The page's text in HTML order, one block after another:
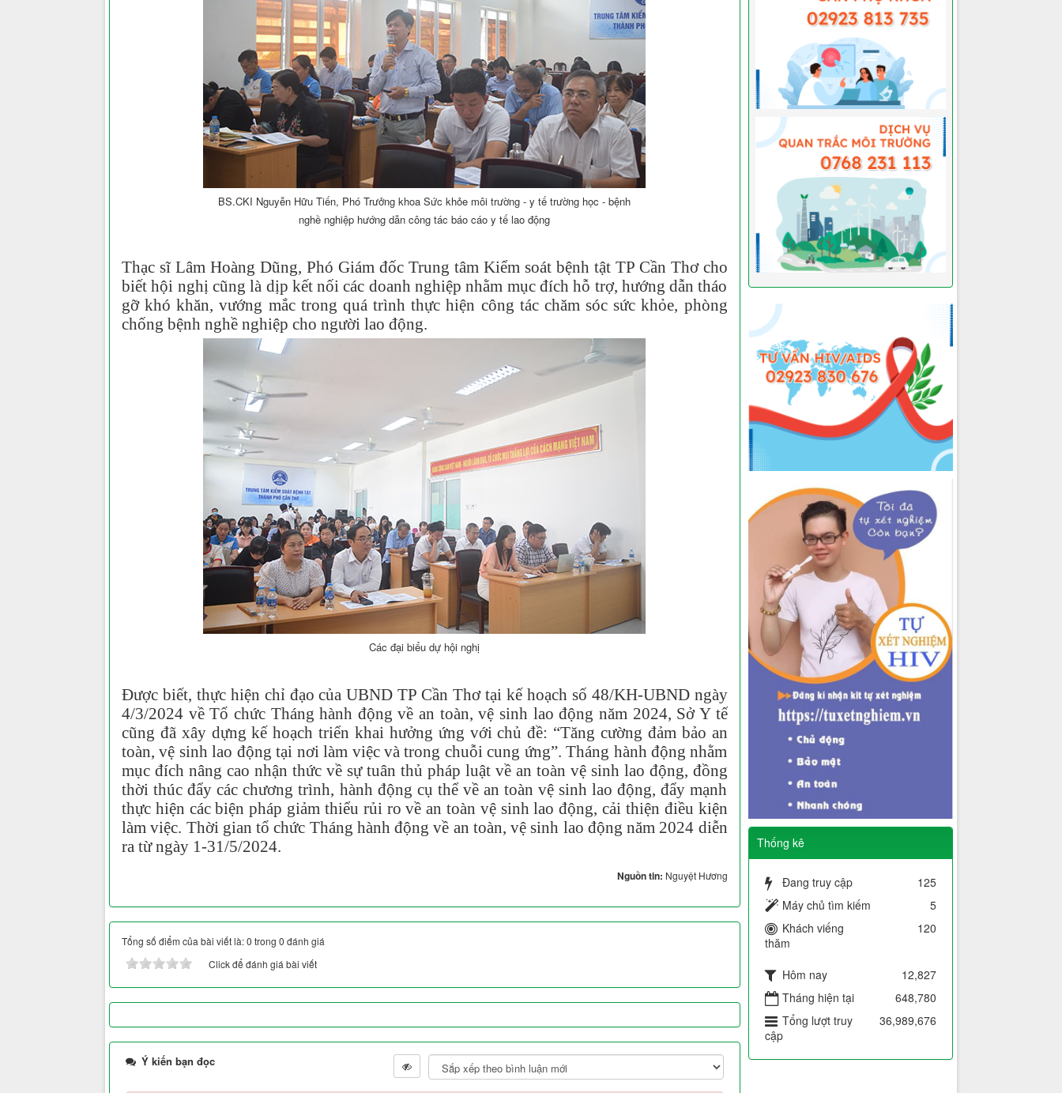
BS.CKI Nguyễn Hữu Tiến, Phó Trưởng khoa Sức khỏe môi trường - y tế trường học - bệnh
nghề nghiệp hướng dẫn công tác báo cáo y tế lao động
Thạc sĩ Lâm Hoàng Dũng, Phó Giám đốc Trung tâm Kiểm soát bệnh tật TP Cần Thơ cho
biết hội nghị cũng là dịp kết nối các doanh nghiệp nhằm mục đích hỗ trợ, hướng dẫn tháo
gỡ khó khăn, vướng mắc trong quá trình thực hiện công tác chăm sóc sức khỏe, phòng
chống bệnh nghề nghiệp cho người lao động.
Các đại biểu dự hội nghị
Được biết, thực hiện chỉ đạo của UBND TP Cần Thơ tại kế hoạch số 48/KH-UBND ngày
4/3/2024 về Tổ chức Tháng hành động về an toàn, vệ sinh lao động năm 2024, Sở Y tế
cũng đã xây dựng kế hoạch triển khai hưởng ứng với chủ đề: “Tăng cường đảm bảo an
toàn, vệ sinh lao động tại nơi làm việc và trong chuỗi cung ứng”. Tháng hành động nhằm
mục đích nâng cao nhận thức về sự tuân thủ pháp luật về an toàn vệ sinh lao động, đồng
thời thúc đẩy các chương trình, hành động cụ thể về an toàn vệ sinh lao động, đẩy mạnh
thực hiện các biện pháp giảm thiểu rủi ro về an toàn vệ sinh lao động, cải thiện điều kiện
làm việc. Thời gian tổ chức Tháng hành động về an toàn, vệ sinh lao động năm 2024 diễn
ra từ ngày 1-31/5/2024.
Nguồn tin: Nguyệt Hương
Tổng số điểm của bài viết là: 0 trong 0 đánh giá
Click để đánh giá bài viết
Ý kiến bạn đọc
Thống kê
Đang truy cập
125
Máy chủ tìm kiếm
5
Khách viếng
thăm
120
Hôm nay
12,827
Tháng hiện tại
648,780
Tổng lượt truy
cập
36,989,676